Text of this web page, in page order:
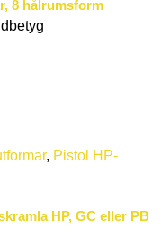
8 hålrumsform
, Pistol HP-
HP, GC eller PB